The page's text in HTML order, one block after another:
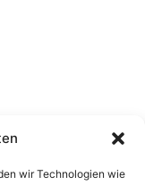
wir Technologien wie